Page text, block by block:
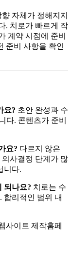
자체가 정해지지
. 치로가 빠르게 작
계약 시점에 준비
준비 사항을 확인
요? 초안 완성과 수
다. 콘텐츠가 준비
요? 다르지 않은
사결정 단계가 많
니다.
되나요? 치로는 수
합리적인 범위 내
사이트 제작홈페